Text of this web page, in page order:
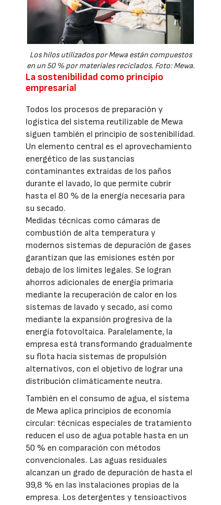
Los hilos utilizados por Mewa están compuestos
en un 50 % por materiales reciclados. Foto: Mewa.
La sostenibilidad como principio
empresarial
Todos los procesos de preparación y
logística del sistema reutilizable de Mewa
siguen también el principio de sostenibilidad.
Un elemento central es el aprovechamiento
energético de las sustancias
contaminantes extraídas de los paños
durante el lavado, lo que permite cubrir
hasta el 80 % de la energía necesaria para
su secado.
Medidas técnicas como cámaras de
combustión de alta temperatura y
modernos sistemas de depuración de gases
garantizan que las emisiones estén por
debajo de los límites legales. Se logran
ahorros adicionales de energía primaria
mediante la recuperación de calor en los
sistemas de lavado y secado, así como
mediante la expansión progresiva de la
energía fotovoltaica. Paralelamente, la
empresa está transformando gradualmente
su flota hacia sistemas de propulsión
alternativos, con el objetivo de lograr una
distribución climáticamente neutra.
También en el consumo de agua, el sistema
de Mewa aplica principios de economía
circular: técnicas especiales de tratamiento
reducen el uso de agua potable hasta en un
50 % en comparación con métodos
convencionales. Las aguas residuales
alcanzan un grado de depuración de hasta el
99,8 % en las instalaciones propias de la
empresa. Los detergentes y tensioactivos